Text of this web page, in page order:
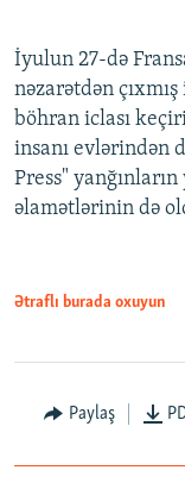
İyulun 27-də
nəzarətdən
böhran iclası
insanı evlərindən
Press"
əlamətlərinin də
Ətraflı burada oxuyun
Paylaş